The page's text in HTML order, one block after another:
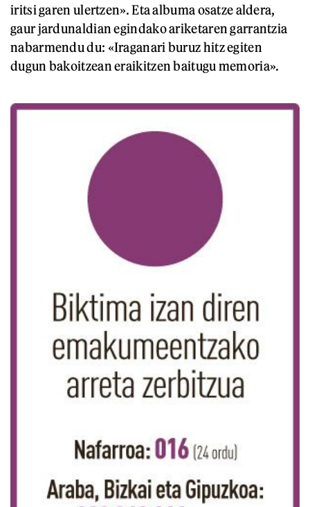
iritsi garen ulertzen». Eta albuma osatze aldera,
gaur jardunaldian egindako ariketaren garrantzia
nabarmendu du: «Iraganari buruz hitz egiten
dugun bakoitzean eraikitzen baitugu memoria».